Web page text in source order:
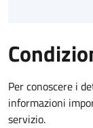
Per conoscere i
informazioni
servizio.